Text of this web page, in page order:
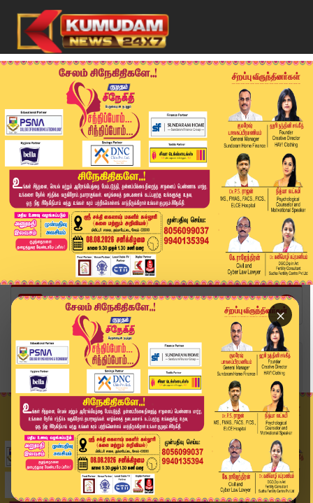
×
Home
வீடியோ ஸ்டோரி
🔴LIVE: இந்த ஓட்டு தான் அடுத்த 5 வருஷம்... வாக்...